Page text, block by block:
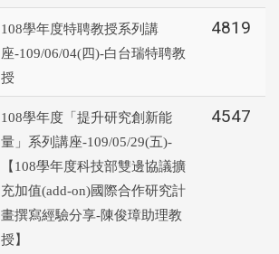
108學年度特聘教授系列講
座-109/06/04(四)-白台瑞特聘教
授
4819
108學年度「提升研究創新能
量」系列講座-109/05/29(五)-
【108學年度科技部雙邊協議擴
充加值(add-on)國際合作研究計
畫撰寫經驗分享-陳俊璋助理教
授】
4547